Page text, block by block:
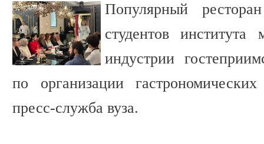
Популярный
студентов
индустрии
по организации
пресс-служба вуза.